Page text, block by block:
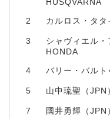
2 カルロス・タ
3
シャヴィエル・
HONDA
4 バリー・バル
5 山中琉聖（
7 國井勇輝（JPN